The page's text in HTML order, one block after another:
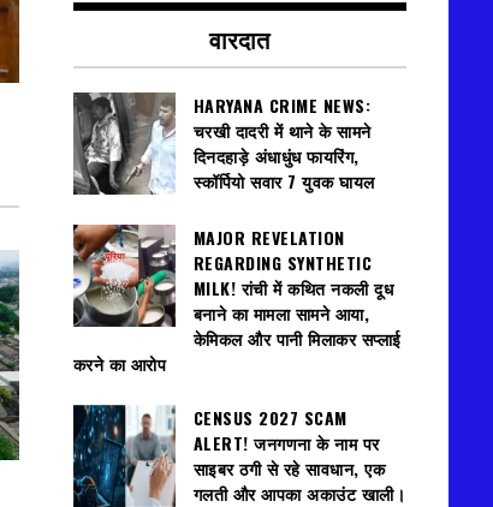
वारदात
HARYANA CRIME NEWS:
चरखी दादरी में थाने के सामने
दिनदहाड़े अंधाधुंध फायरिंग,
स्कॉर्पियो सवार 7 युवक घायल
MAJOR REVELATION
REGARDING SYNTHETIC
MILK! रांची में कथित नकली दूध
बनाने का मामला सामने आया,
केमिकल और पानी मिलाकर सप्लाई
करने का आरोप
CENSUS 2027 SCAM
ALERT! जनगणना के नाम पर
साइबर ठगी से रहे सावधान, एक
गलती और आपका अकाउंट खाली।